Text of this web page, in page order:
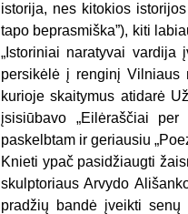
istorija, nes kitokios
tapo beprasmiška”), kiti
„Istoriniai naratyvai vardija
persikėlė į renginį Vilniaus
kurioje skaitymus atidarė
įsisiūbavo „Eilėraščiai
paskelbtam ir geriausiu
Knieti ypač pasidžiaugti
skulptoriaus Arvydo
pradžių bandė įveikti senų